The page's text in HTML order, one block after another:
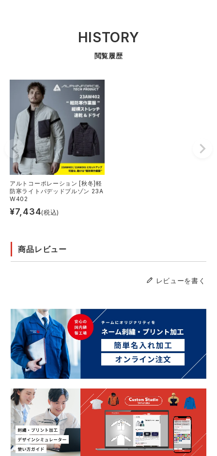
HISTORY
閲覧履歴
アルトコーポレーション [秋冬]軽
防寒ライトパデッドブルゾン 23A
W402
¥7,434(税込)
商品レビュー
レビューを書く